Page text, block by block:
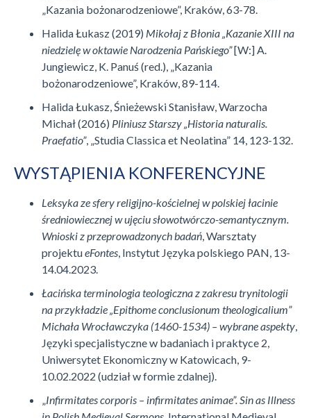
„Kazania bożonarodzeniowe”, Kraków, 63-78.
Halida Łukasz (2019) Mikołaj z Błonia „Kazanie XIII na
niedzielę w oktawie Narodzenia Pańskiego”[W:] A.
Jungiewicz, K. Panuś (red.), „Kazania
bożonarodzeniowe”, Kraków, 89-114.
Halida Łukasz, Śnieżewski Stanisław, Warzocha
Michał (2016) Pliniusz Starszy „Historia naturalis.
Praefatio”, „Studia Classica et Neolatina” 14, 123-132.
WYSTĄPIENIA KONFERENCYJNE
Leksyka ze sfery religijno-kościelnej w polskiej łacinie
średniowiecznej w ujęciu słowotwórczo-semantycznym.
Wnioski z przeprowadzonych badań , Warsztaty
projektueFontes , Instytut Języka polskiego PAN, 13-
14.04.2023.
Łacińska terminologia teologiczna z zakresu trynitologii
na przykładzie „Epithome conclusionum theologicalium”
Michała Wrocławczyka (1460-1534) – wybrane aspekty
Języki specjalistyczne w badaniach i praktyce 2,
Uniwersytet Ekonomiczny w Katowicach, 9-
10.02.2022 (udział w formie zdalnej).
Infirmitates corporis – infirmitates animae”. Sin as Illness